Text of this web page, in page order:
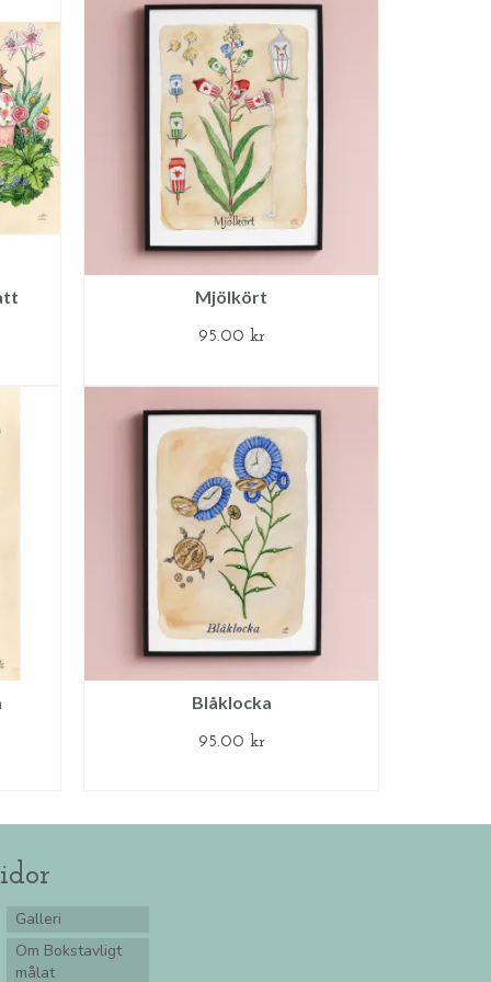
Mjölkört
95.00 kr
Blåklocka
95.00 kr
Galleri
Om Bokstavligt
målat